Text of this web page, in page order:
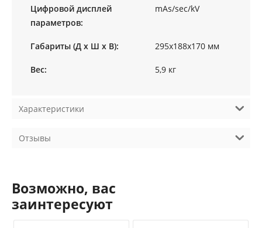
Цифровой дисплей
параметров:
mAs/sec/kV
Габариты (Д х Ш х В): 295х188х170 мм
Вес: 5,9 кг
Характеристики
Отзывы
Возможно, вас
заинтересуют